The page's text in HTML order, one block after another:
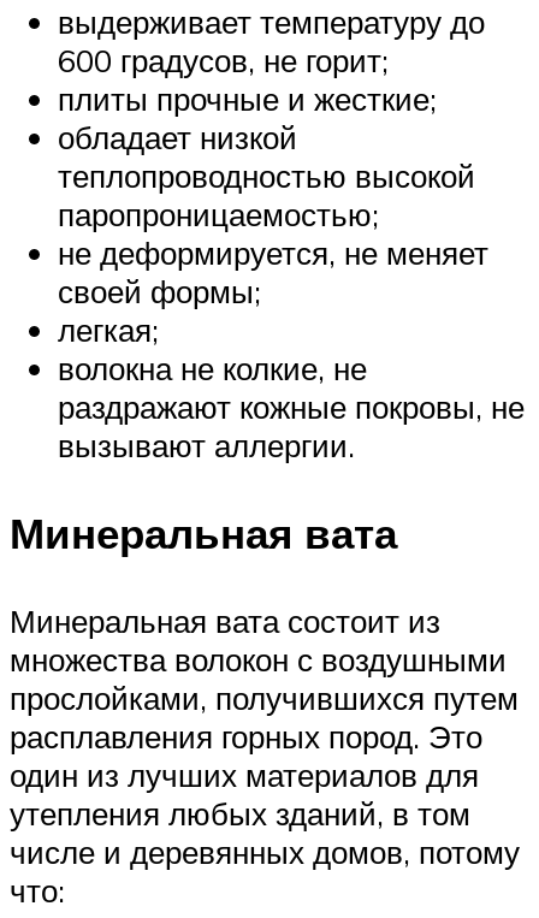
выдерживает температуру до
600 градусов, не горит;
плиты прочные и жесткие;
обладает низкой
теплопроводностью высокой
паропроницаемостью;
не деформируется, не меняет
своей формы;
легкая;
волокна не колкие, не
раздражают кожные покровы, не
вызывают аллергии.
Минеральная вата
Минеральная вата состоит из
множества волокон с воздушными
прослойками, получившихся путем
расплавления горных пород. Это
один из лучших материалов для
утепления любых зданий, в том
числе и деревянных домов, потому
что: